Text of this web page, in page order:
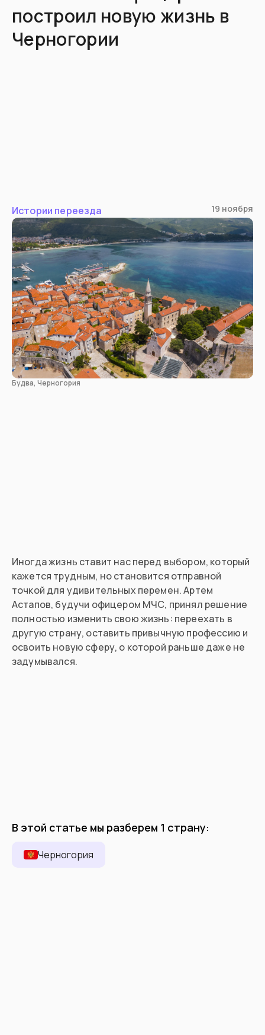
Истории
переезда
построил новую жизнь в
Черногории
Истории переезда 19 ноября
Будва, Черногория
Иногда жизнь ставит нас перед выбором, который
кажется трудным, но становится отправной
точкой для удивительных перемен. Артем
Астапов, будучи офицером МЧС, принял решение
полностью изменить свою жизнь: переехать в
другую страну, оставить привычную профессию и
освоить новую сферу, о которой раньше даже не
задумывался.
В этой статье мы разберем 1 страну:
Черногория